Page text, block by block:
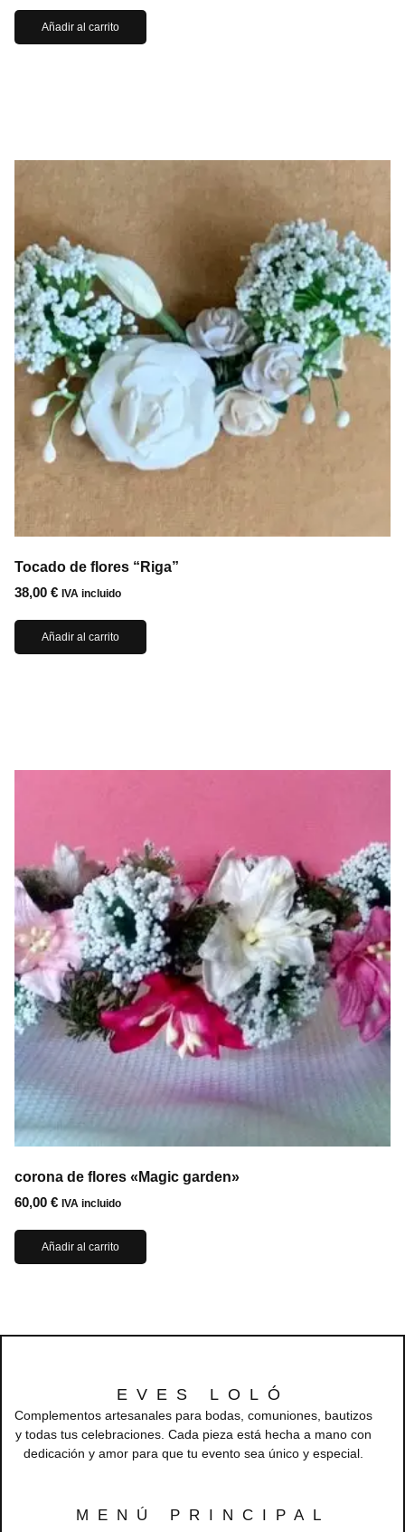
Añadir al carrito
Tocado de flores “Riga”
38,00 € IVA incluido
Añadir al carrito
corona de flores «Magic garden»
60,00 € IVA incluido
Añadir al carrito
EVES LOLÓ
Complementos artesanales para bodas, comuniones, bautizos
y todas tus celebraciones. Cada pieza está hecha a mano con
dedicación y amor para que tu evento sea único y especial.
MENÚ PRINCIPAL